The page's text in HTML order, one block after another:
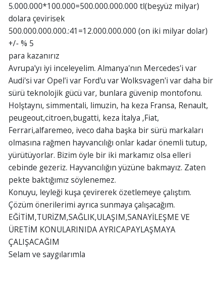
5.000.000*100.000=500.000.000.000 tl(beşyüz milyar)
dolara çevirisek
500.000.000.000.:41=12.000.000.000 (on iki milyar dolar)
+/- % 5
para kazanırız
Avrupa'yı iyi inceleyelim. Almanya'nın Mercedes'i var
Audi'si var Opel'i var Ford'u var Wolksvagen'i var daha bir
sürü teknolojik gücü var, bunlara güvenip montofonu.
Holştaynı, simmentali, limuzin, ha keza Fransa, Renault,
peugeout,citroen,bugatti, keza İtalya ,Fiat,
Ferrari,alfaremeo, iveco daha başka bir sürü markaları
olmasına rağmen hayvancılığı onlar kadar önemli tutup,
yürütüyorlar. Bizim öyle bir iki markamız olsa elleri
cebinde gezeriz. Hayvancılığın yüzüne bakmayız. Zaten
pekte baktığımız söylenemez.
Konuyu, leyleği kuşa çevirerek özetlemeye çalıştım.
Çözüm önerilerimi ayrıca sunmaya çalışacağım.
EĞİTİM,TURİZM,SAĞLIK,ULAŞIM,SANAYİLEŞME VE
ÜRETİM KONULARINIDA AYRICAPAYLAŞMAYA
ÇALIŞACAĞIM
Selam ve saygılarımla